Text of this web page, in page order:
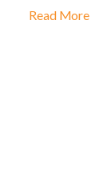
Read More